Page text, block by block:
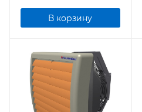
В корзину